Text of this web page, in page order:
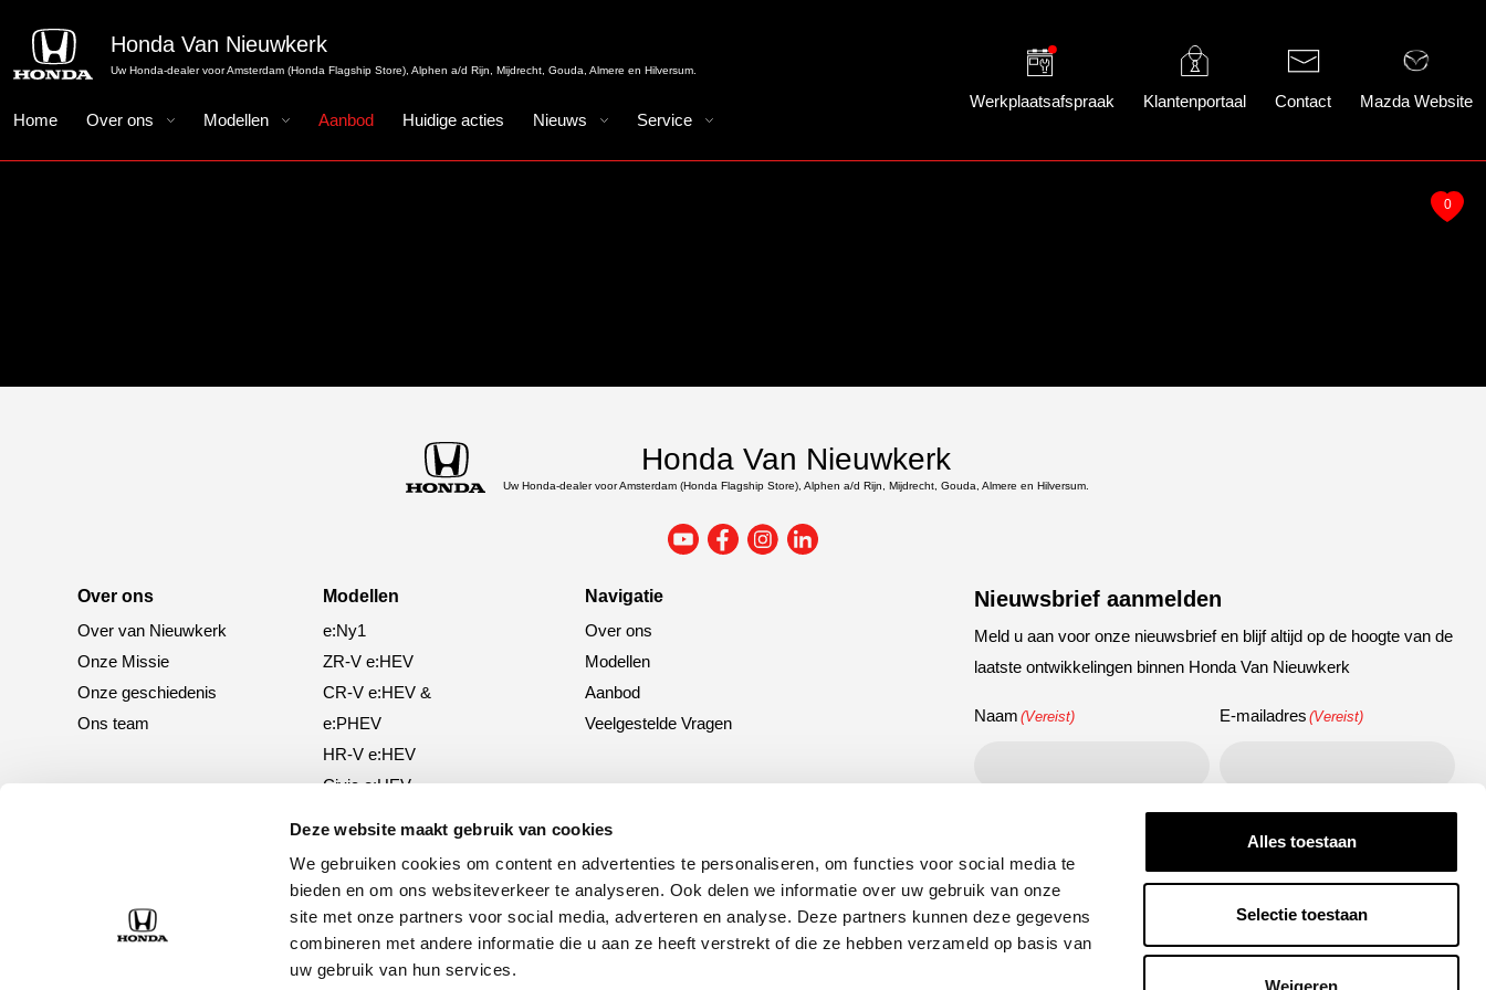
Deze website maakt gebruik van cookies
We gebruiken cookies om content en advertenties te personaliseren, om functies voor social media te
bieden en om ons websiteverkeer te analyseren. Ook delen we informatie over uw gebruik van onze
site met onze partners voor social media, adverteren en analyse. Deze partners kunnen deze gegevens
combineren met andere informatie die u aan ze heeft verstrekt of die ze hebben verzameld op basis van
uw gebruik van hun services.
Alles toestaan
Selectie toestaan
Weigeren
Honda Van Nieuwkerk
Uw Honda-dealer voor Amsterdam (Honda Flagship Store), Alphen a/d Rijn, Mijdrecht, Gouda, Almere en Hilversum.
Home Over ons Modellen Aanbod Huidige acties Nieuws Service
Werkplaatsafspraak Klantenportaal Contact Mazda Website
0
Honda Van Nieuwkerk
Uw Honda-dealer voor Amsterdam (Honda Flagship Store), Alphen a/d Rijn, Mijdrecht, Gouda, Almere en Hilversum.
Over ons
Over van Nieuwkerk
Onze Missie
Onze geschiedenis
Ons team
Modellen
e:Ny1
ZR-V e:HEV
CR-V e:HEV &
e:PHEV
HR-V e:HEV
Civic e:HEV
Prelude e:HEV
Navigatie
Over ons
Modellen
Aanbod
Veelgestelde Vragen
Nieuwsbrief aanmelden
Meld u aan voor onze nieuwsbrief en blijf altijd op de hoogte van de
laatste ontwikkelingen binnen Honda Van Nieuwkerk
Naam (Vereist) E-mailadres (Vereist)